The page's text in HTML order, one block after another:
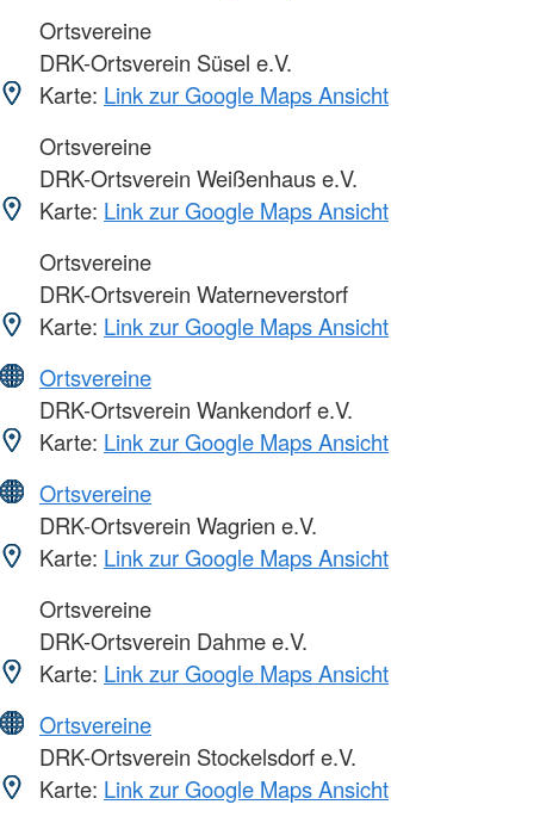
Ortsvereine
DRK-Ortsverein Süsel e.V.
Karte: Link zur Google Maps Ansicht
Ortsvereine
DRK-Ortsverein Weißenhaus e.V.
Karte: Link zur Google Maps Ansicht
Ortsvereine
DRK-Ortsverein Waterneverstorf
Karte: Link zur Google Maps Ansicht
Ortsvereine
DRK-Ortsverein Wankendorf e.V.
Karte: Link zur Google Maps Ansicht
Ortsvereine
DRK-Ortsverein Wagrien e.V.
Karte: Link zur Google Maps Ansicht
Ortsvereine
DRK-Ortsverein Dahme e.V.
Karte: Link zur Google Maps Ansicht
Ortsvereine
DRK-Ortsverein Stockelsdorf e.V.
Karte: Link zur Google Maps Ansicht